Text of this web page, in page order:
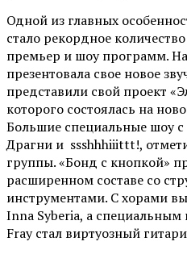
Одной из главных
стало рекордное
премьер и шоу программ.
презентовала свое новое
представили свой проект
которого состоялась на
Большие специальные шоу
Драгни и ssshhhiiittt!,
группы. «Бонд с кнопкой»
расширенном составе со
инструментами. С хорами
Inna Syberia, а специальным
Fray стал виртуозный